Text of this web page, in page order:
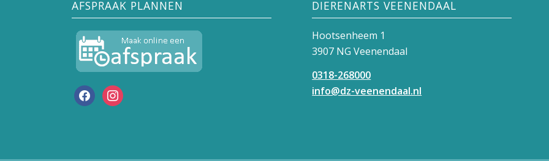
AFSPRAAK PLANNEN
facebookinstagram
DIERENARTS VEENENDAAL
Hootsenheem 1
3907 NG Veenendaal
0318-268000
info@dz-veenendaal.nl